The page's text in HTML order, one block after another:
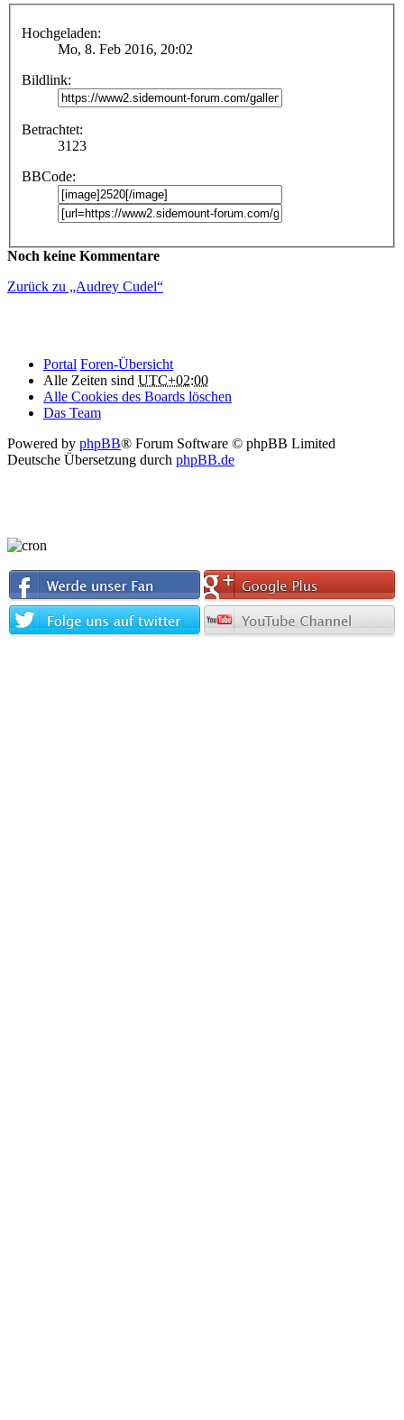
Hochgeladen:
Mo, 8. Feb 2016, 20:02
Bildlink:
Betrachtet:
3123
BBCode:
Noch keine Kommentare
Zurück zu „Audrey Cudel“
Portal Foren-Übersicht
Alle Zeiten sind UTC+02:00
Alle Cookies des Boards löschen
Das Team
Powered by phpBB® Forum Software © phpBB Limited
Deutsche Übersetzung durch phpBB.de